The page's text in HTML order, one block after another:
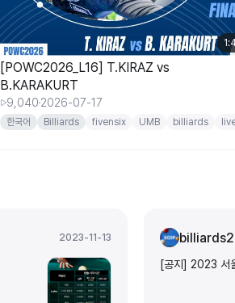
[POWC2026_L16] T.KIRAZ vs
B.KARAKURT
9,0402026-07-17
한국어 Billiards fivensix UMB billiards
2023-11-13 billiards2
[공지] 2023 서